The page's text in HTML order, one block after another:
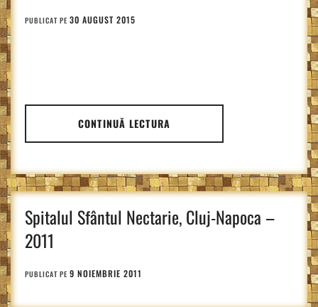
PUBLICAT PE 30 AUGUST 2015
CONTINUĂ LECTURA
Spitalul Sfântul Nectarie, Cluj-Napoca –
2011
PUBLICAT PE 9 NOIEMBRIE 2011